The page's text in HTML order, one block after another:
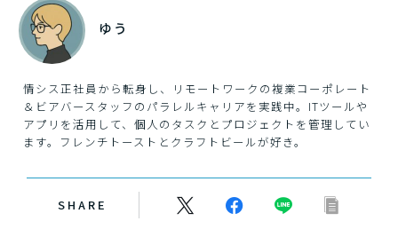
ゆう
情シス正社員から転身し、リモートワークの複業コーポレート
＆ビアバースタッフのパラレルキャリアを実践中。ITツールや
アプリを活用して、個人のタスクとプロジェクトを管理してい
ます。フレンチトーストとクラフトビールが好き。
SHARE